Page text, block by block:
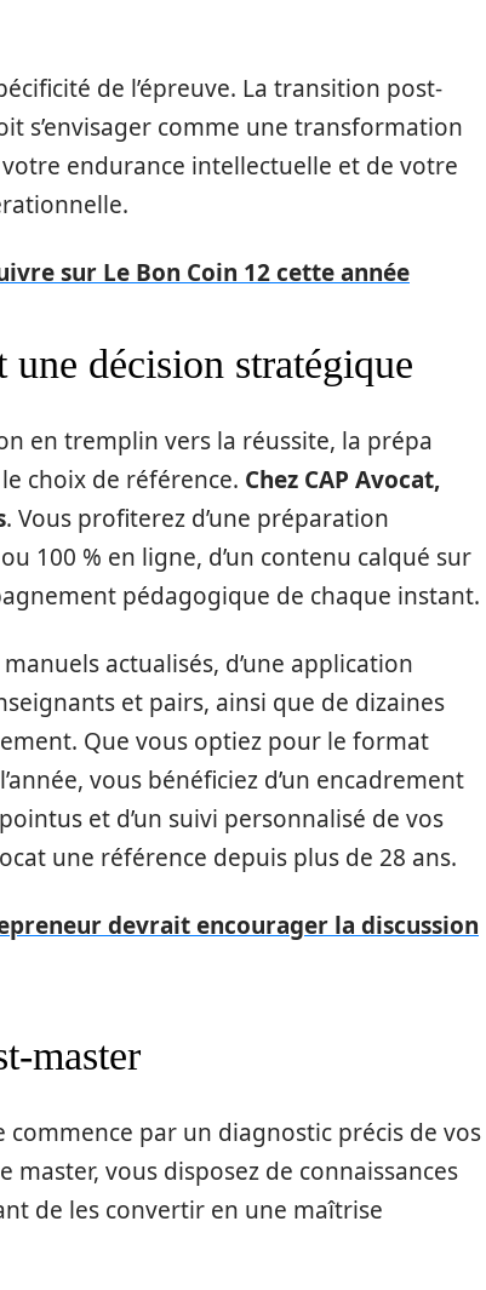
de l’épreuve. La transition post-
s’envisager comme une transformation
endurance intellectuelle et de votre
sur Le Bon Coin 12 cette année
une décision stratégique
en tremplin vers la réussite, la prépa
choix de référence. Chez CAP Avocat,
. Vous profiterez d’une préparation
100 % en ligne, d’un contenu calqué sur
pédagogique de chaque instant.
actualisés, d’une application
et pairs, ainsi que de dizaines
Que vous optiez pour le format
vous bénéficiez d’un encadrement
et d’un suivi personnalisé de vos
une référence depuis plus de 28 ans.
devrait encourager la discussion
master
par un diagnostic précis de vos
vous disposez de connaissances
de les convertir en une maîtrise